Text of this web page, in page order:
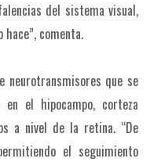
del sistema visual,
comenta.
neurotransmisores que se
el hipocampo, corteza
a nivel de la retina. “De
el seguimiento